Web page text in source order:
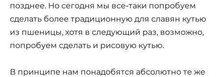
позднее. Но сегодня мы все-таки попробуем
сделать более традиционную для славян кутью
из пшеницы, хотя в следующий раз, возможно,
попробуем сделать и рисовую кутью.
В принципе нам понадобятся абсолютно те же